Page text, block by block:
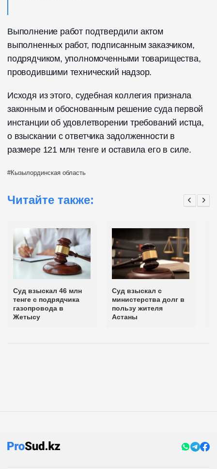
Выполнение работ подтвердили актом
выполненных работ, подписанным заказчиком,
подрядчиком, уполномоченными товарищества,
проводившими технический надзор.
Исходя из этого, судебная коллегия признала
законным и обоснованным решение суда первой
инстанции об удовлетворении требований истца,
о взыскании с ответчика задолженности в
размере 121 млн тенге и оставила его в силе.
Кызылординская область
Читайте также:
Суд взыскал 46 млн
тенге с подрядчика
газопровода в
Жетысу
Суд взыскал с
министерства долг в
пользу жителя
Астаны